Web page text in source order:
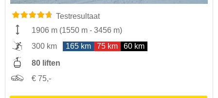
Testresultaat
1906 m (1550 m - 3456 m)
300 km
165 km 75 km 60 km
80 liften
€ 75,-